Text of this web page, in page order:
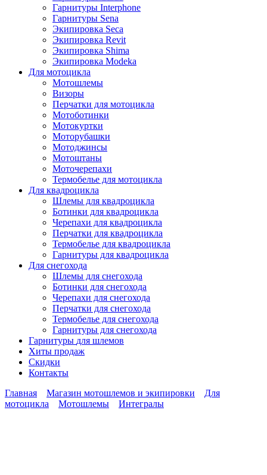
Гарнитуры Interphone
Гарнитуры Sena
Экипировка Seca
Экипировка Revit
Экипировка Shima
Экипировка Modeka
Для мотоцикла
Мотошлемы
Визоры
Перчатки для мотоцикла
Мотоботинки
Мотокуртки
Моторубашки
Мотоджинсы
Мотоштаны
Моточерепахи
Термобелье для мотоцикла
Для квадроцикла
Шлемы для квадроцикла
Ботинки для квадроцикла
Черепахи для квадроцикла
Перчатки для квадроцикла
Термобелье для квадроцикла
Гарнитуры для квадроцикла
Для снегохода
Шлемы для снегохода
Ботинки для снегохода
Черепахи для снегохода
Перчатки для снегохода
Термобелье для снегохода
Гарнитуры для снегохода
Гарнитуры для шлемов
Хиты продаж
Скидки
Контакты
Главная
Магазин мотошлемов и экипировки
Для
мотоцикла
Мотошлемы Интегралы